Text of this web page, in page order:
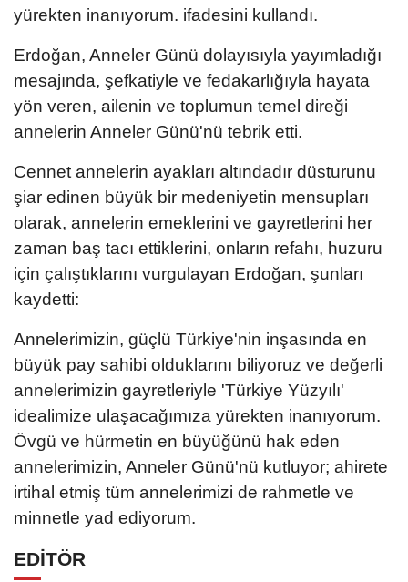
yürekten inanıyorum. ifadesini kullandı.
Erdoğan, Anneler Günü dolayısıyla yayımladığı
mesajında, şefkatiyle ve fedakarlığıyla hayata
yön veren, ailenin ve toplumun temel direği
annelerin Anneler Günü'nü tebrik etti.
Cennet annelerin ayakları altındadır düsturunu
şiar edinen büyük bir medeniyetin mensupları
olarak, annelerin emeklerini ve gayretlerini her
zaman baş tacı ettiklerini, onların refahı, huzuru
için çalıştıklarını vurgulayan Erdoğan, şunları
kaydetti:
Annelerimizin, güçlü Türkiye'nin inşasında en
büyük pay sahibi olduklarını biliyoruz ve değerli
annelerimizin gayretleriyle 'Türkiye Yüzyılı'
idealimize ulaşacağımıza yürekten inanıyorum.
Övgü ve hürmetin en büyüğünü hak eden
annelerimizin, Anneler Günü'nü kutluyor; ahirete
irtihal etmiş tüm annelerimizi de rahmetle ve
minnetle yad ediyorum.
EDİTÖR